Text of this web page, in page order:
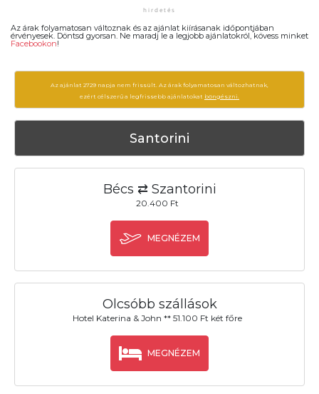
Az árak folyamatosan változnak és az ajánlat kiírásanak időpontjában
érvényesek. Döntsd gyorsan. Ne maradj le a legjobb ajánlatokról, kövess minket
Facebookon!
Az ajánlat 2729 napja nem frissült. Az árak folyamatosan változhatnak,
ezért célszerű a legfrissebb ajánlatokat böngészni.
Santorini
Bécs ⇄ Szantorini
20.400 Ft
MEGNÉZEM
Olcsóbb szállások
Hotel Katerina & John ** 51.100 Ft két főre
MEGNÉZEM